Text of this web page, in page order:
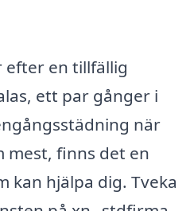
efter en tillfällig
ett par gånger i
när
mest, finns det en
kan hjälpa dig. Tveka